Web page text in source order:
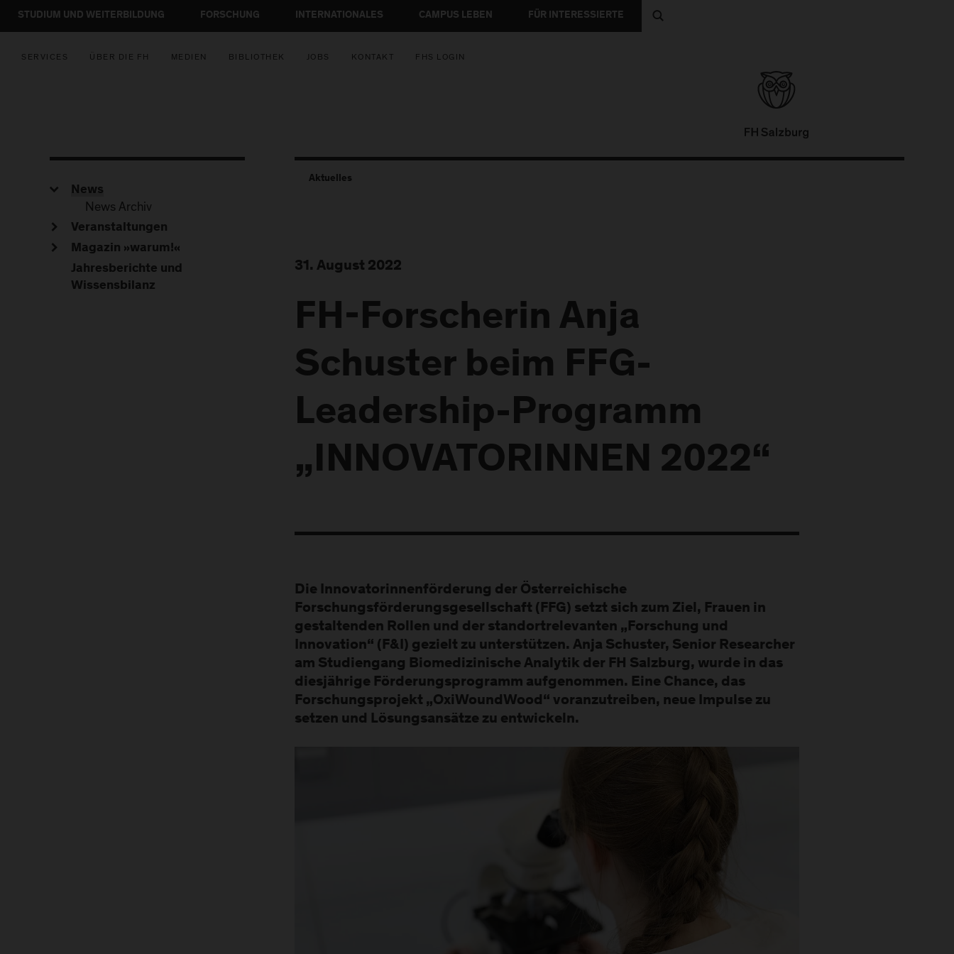
STUDIUM UND WEITERBILDUNG FORSCHUNG INTERNATIONALES CAMPUS LEBEN FÜR INTERESSIERTE
SERVICES ÜBER DIE FH MEDIEN BIBLIOTHEK JOBS KONTAKT FHS LOGIN
Aktuelles
31. August 2022
FH-Forscherin Anja
Schuster beim FFG-
Leadership-Programm
„INNOVATORINNEN 2022“
Die Innovatorinnenförderung der Österreichische
Forschungsförderungsgesellschaft (FFG) setzt sich zum Ziel, Frauen in
gestaltenden Rollen und der standortrelevanten „Forschung und
Innovation“ (F&I) gezielt zu unterstützen. Anja Schuster, Senior Researcher
am Studiengang Biomedizinische Analytik der FH Salzburg, wurde in das
diesjährige Förderungsprogramm aufgenommen. Eine Chance, das
Forschungsprojekt „OxiWoundWood“ voranzutreiben, neue Impulse zu
setzen und Lösungsansätze zu entwickeln.
News
News Archiv
Veranstaltungen
Magazin »warum!«
Jahresberichte und
Wissensbilanz